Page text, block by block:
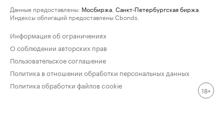
Данные предоставлены: Мосбиржа Санкт-Петербургская биржа
Индексы облигаций предоставлены Cbonds.
Информация об ограничениях
О соблюдении авторских прав
Пользовательское соглашение
Политика в отношении обработки персональных данных
Политика обработки файлов cookie
18+